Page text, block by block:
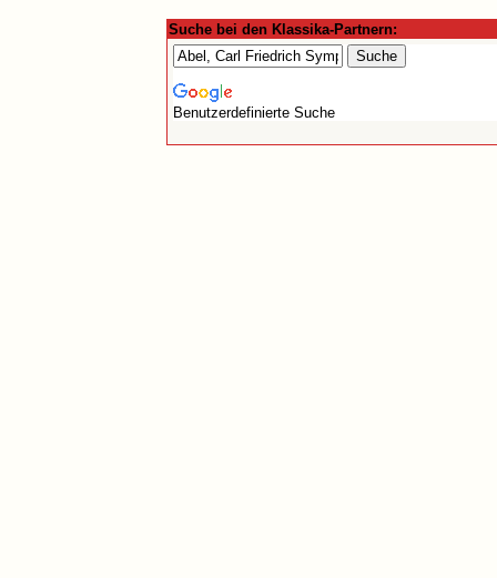
Suche bei den Klassika-Partnern:
Benutzerdefinierte Suche